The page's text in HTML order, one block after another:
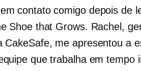
contato comigo depois de
Shoe that Grows. Rachel,
CakeSafe, me apresentou a
que trabalha em tempo